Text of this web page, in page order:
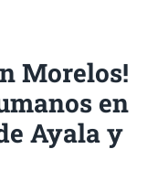
Morelos!
en
Ayala y